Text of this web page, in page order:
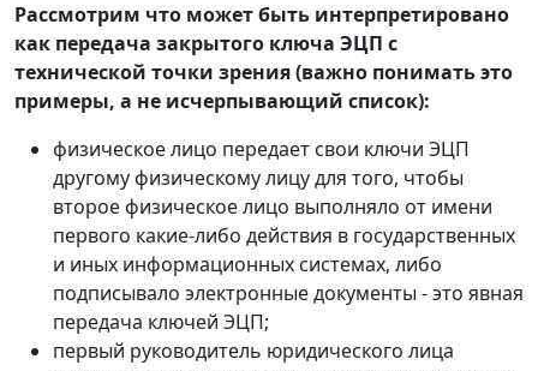
Рассмотрим что может быть интерпретировано
как передача закрытого ключа ЭЦП с
технической точки зрения (важно понимать это
примеры, а не исчерпывающий список):
физическое лицо передает свои ключи ЭЦП
другому физическому лицу для того, чтобы
второе физическое лицо выполняло от имени
первого какие-либо действия в государственных
и иных информационных системах, либо
подписывало электронные документы - это явная
передача ключей ЭЦП;
первый руководитель юридического лица